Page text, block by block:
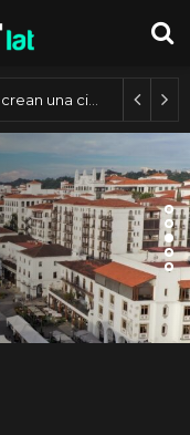
18 julio, 2025